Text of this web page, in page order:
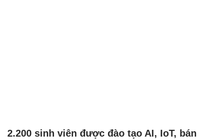
2.200 sinh viên được đào tạo AI, IoT, bán